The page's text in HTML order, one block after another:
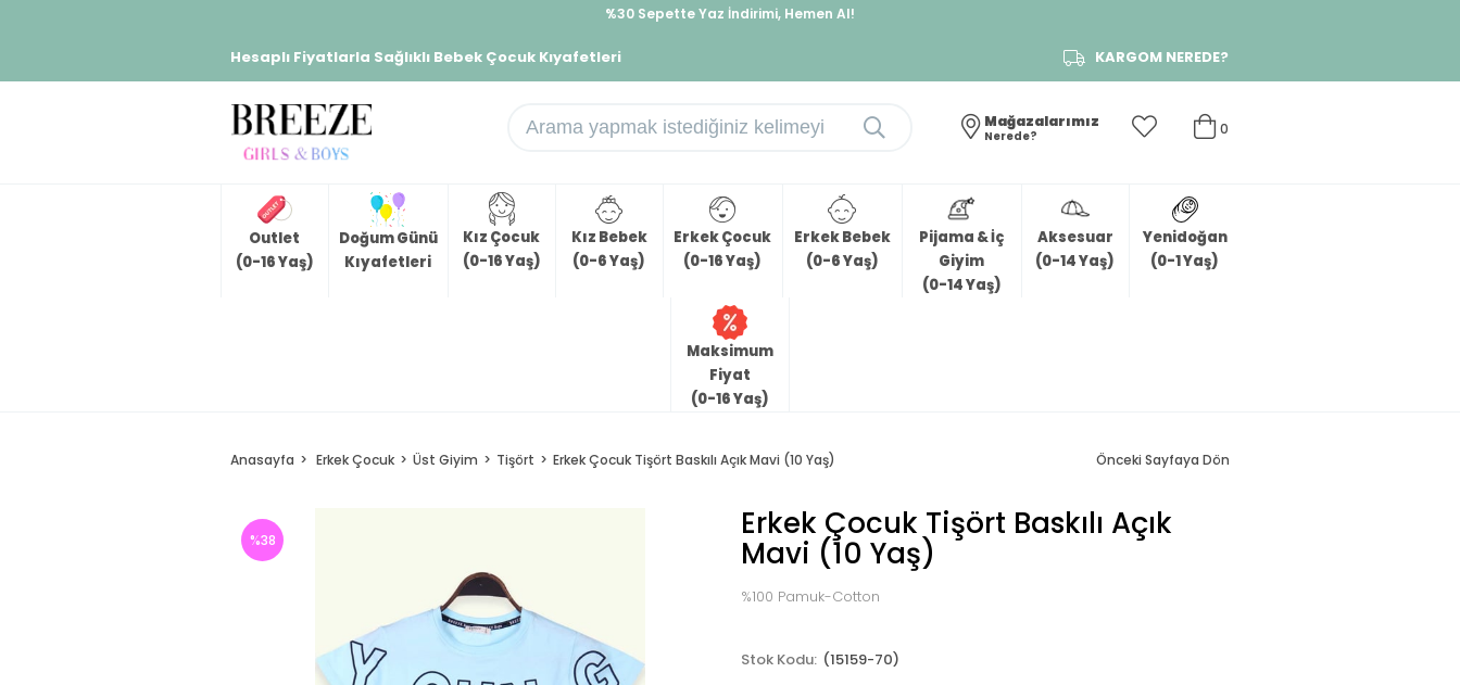
%30 Sepette Yaz İndirimi, Hemen Al!
Hesaplı Fiyatlarla Sağlıklı Bebek Çocuk Kıyafetleri KARGOM NEREDE?
0
Mağazalarımız
Nerede?
Outlet
(0-16 Yaş)
Doğum Günü
Kıyafetleri
Kız Çocuk
(0-16 Yaş)
Kız Bebek
(0-6 Yaş)
Erkek Çocuk
(0-16 Yaş)
Erkek Bebek
(0-6 Yaş)
Pijama & İç
Giyim
(0-14 Yaş)
Aksesuar
(0-14 Yaş)
Yenidoğan
(0-1 Yaş)
Maksimum
Fiyat
(0-16 Yaş)
Anasayfa Erkek Çocuk Üst Giyim Tişört Erkek Çocuk Tişört Baskılı Açık Mavi (10 Yaş) Önceki Sayfaya Dön
%38 Erkek Çocuk Tişört Baskılı Açık
Mavi (10 Yaş)
%100 Pamuk-Cotton
(15159-70)